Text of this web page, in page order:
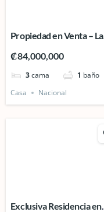
Propiedad en Venta – La
Ciudad Quesada.
₡84,000,000
3cama 1 baño
Casa
Nacional
Exclusiva Residencia en